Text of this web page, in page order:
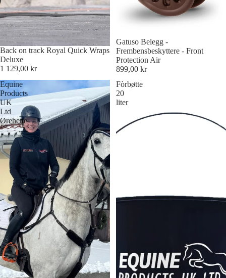
Back on track Royal Quick Wraps
Deluxe
1 129,00 kr
Gatuso Belegg -
Frembensbeskyttere - Front
Protection Air
899,00 kr
Equine
Products
UK
Ltd
Ørehette
Fòrbøtte
20
liter